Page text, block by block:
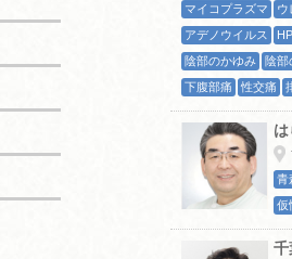
マイコプラズマ
ウ
アデノウイルス
陰部のかゆみ
陰部
下腹部痛
性交痛
青
仮
千